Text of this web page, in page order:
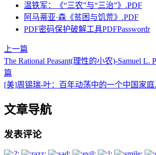
温铁军：《“三农”与“三治”》.PDF
阿马蒂亚·森《贫困与饥荒》.PDF
PDF密码保护破解工具PDFPasswordr
上一篇
The Rational Peasant(理性的小农)-Samuel L.
篇
[美]周锡瑞-叶：百年动荡中的一个中国家庭
文章导航
发表评论